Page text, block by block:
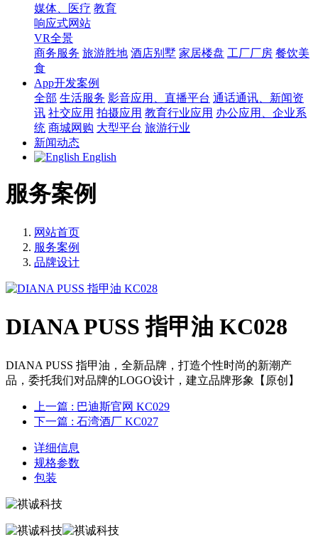
媒体、医疗 教育
响应式网站
VR全景
商务服务 旅游胜地 酒店别墅 家居楼盘 工厂厂房 餐饮美
食
App开发案例
全部 生活服务 影音应用、直播平台 通话通讯、新闻资
讯 社交应用 拍摄应用 教育行业应用 办公应用、企业系
统 商城网购 大型平台 旅游行业
新闻动态
English
服务案例
网站首页
服务案例
品牌设计
DIANA PUSS 指甲油 KC028
DIANA PUSS 指甲油，全新品牌，打造个性时尚的新潮产
品，委托我们对品牌的LOGO设计，建立品牌形象【原创】
上一篇 : 巴迪斯官网 KC029
下一篇 : 石湾酒厂 KC027
详细信息
规格参数
包装